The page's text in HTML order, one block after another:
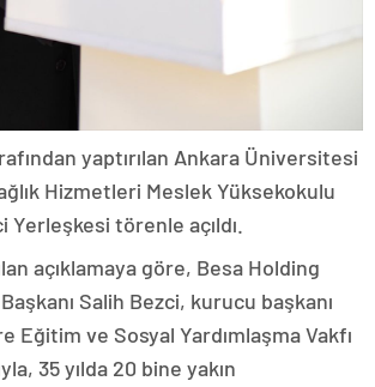
yaptırılan Ankara Üniversitesi
Hizmetleri Meslek Yüksekokulu
Yerleşkesi törenle açıldı.
açıklamaya göre, Besa Holding
Salih Bezci, kurucu başkanı
Eğitim ve Sosyal Yardımlaşma Vakfı
35 yılda 20 bine yakın